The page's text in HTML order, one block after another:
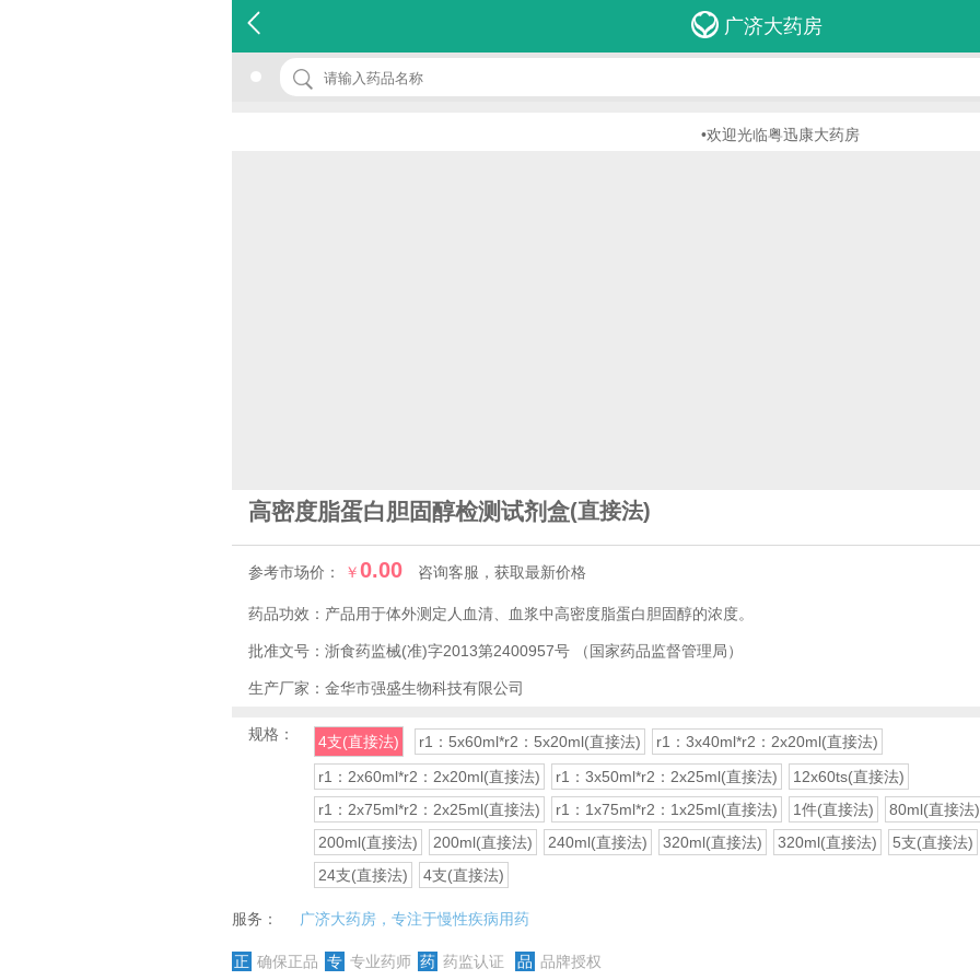
广济大药房
•欢迎光临粤迅康大药房
高密度脂蛋白胆固醇检测试剂盒(直接法)
参考市场价： ￥0.00 咨询客服，获取最新价格
名 称：高密度脂蛋白胆固醇检测试剂盒
药品功效： 产品用于体外测定人血清、血浆中高密度脂蛋白胆固醇的浓度。
批准文号： 浙食药监械(准)字2013第2400957号 （国家药品监督管理局）
生产厂家： 金华市强盛生物科技有限公司
规格： 4支(直接法) r1：5x60ml*r2：5x20ml(直接法)
r1：3x40ml*r2：2x20ml(直接法)
r1：2x60ml*r2：2x20ml(直接法)
r1：3x50ml*r2：2x25ml(直接法)
12x60ts(直接法)
r1：2x75ml*r2：2x25ml(直接法)
r1：1x75ml*r2：1x25ml(直接法) 1件(直接法)
80ml(直接法)
200ml(直接法)
200ml(直接法) 240ml(直接法) 320ml(直接法) 320ml(直接法)
5支(直接法)
24支(直接法)
4支(直接法)
服务： 广济大药房，专注于慢性疾病用药
正 确保正品 专 专业药师 药 药监认证 品 品牌授权